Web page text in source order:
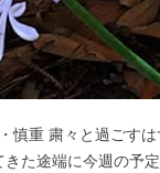
慎重 粛々と過ごす
た途端に今週の予